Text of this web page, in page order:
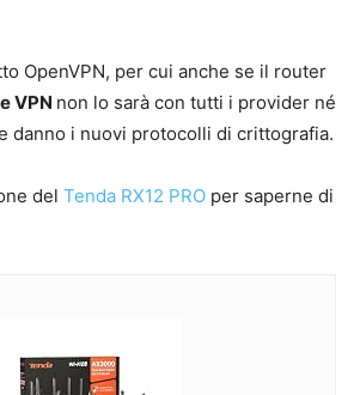
OpenVPN, per cui anche se il router
VPN non lo sarà con tutti i provider né
danno i nuovi protocolli di crittografia.
del Tenda RX12 PRO per saperne di